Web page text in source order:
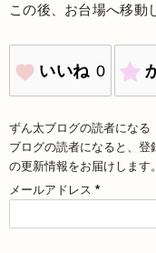
この後、お台場へ移動
いいね 0
ずん太ブログの読者になる
ブログの読者になると、
の更新情報をお届けします。
メールアドレス *